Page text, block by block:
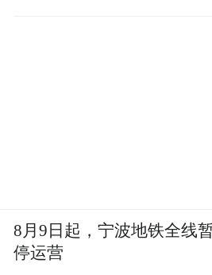
8月9日起，宁波地铁全线
停运营